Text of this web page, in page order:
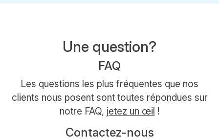
Une question?
FAQ
Les questions les plus fréquentes que nos
clients nous posent sont toutes répondues sur
notre FAQ, jetez un œil !
Contactez-nous